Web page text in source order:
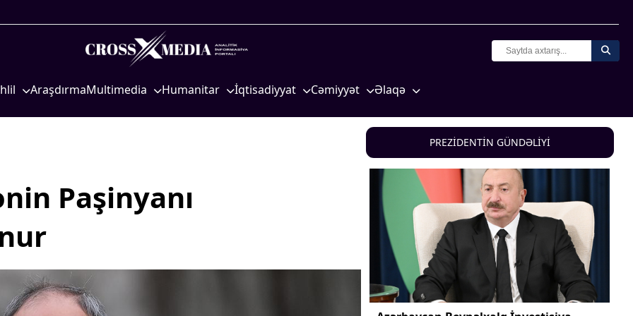
AraşdırmaMultimedia Humanitar
Mədəniyyətimizin Zəfəri
İqtisadiyyat
nəqliyyat
Cəmiyyət
Məhkəmə və hüquq
Gənclər və İdman
Əlaqə
Paşinyanı
PREZİDENTİN GÜNDƏLİYİ